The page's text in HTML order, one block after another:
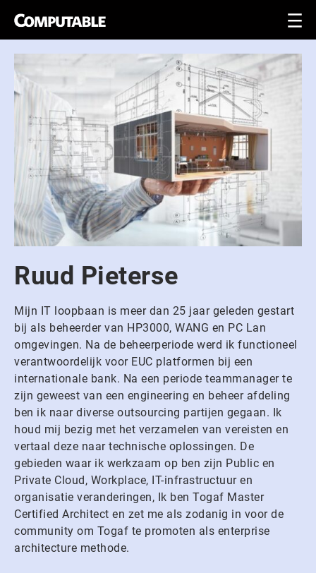
Ruud Pieterse
Mijn IT loopbaan is meer dan 25 jaar geleden gestart
bij als beheerder van HP3000, WANG en PC Lan
omgevingen. Na de beheerperiode werd ik functioneel
verantwoordelijk voor EUC platformen bij een
internationale bank. Na een periode teammanager te
zijn geweest van een engineering en beheer afdeling
ben ik naar diverse outsourcing partijen gegaan. Ik
houd mij bezig met het verzamelen van vereisten en
vertaal deze naar technische oplossingen. De
gebieden waar ik werkzaam op ben zijn Public en
Private Cloud, Workplace, IT-infrastructuur en
organisatie veranderingen, Ik ben Togaf Master
Certified Architect en zet me als zodanig in voor de
community om Togaf te promoten als enterprise
architecture methode.